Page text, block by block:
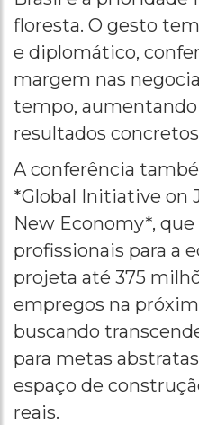
floresta. O gesto
e diplomático,
margem nas
tempo, aumentando
resultados
A conferência
*Global Initiative on
New Economy*,
profissionais para a
projeta até 375
empregos na
buscando
para metas
espaço de
reais.